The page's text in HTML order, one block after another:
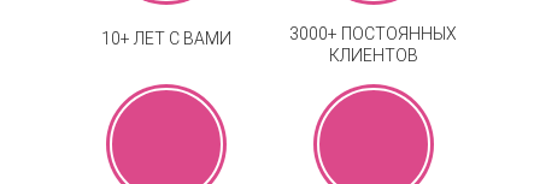
10+ ЛЕТ С ВАМИ
3000+ ПОСТОЯННЫХ
КЛИЕНТОВ